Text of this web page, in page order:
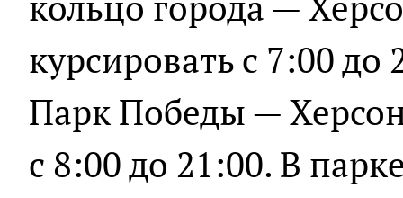
курсировать с 7:00
Парк Победы —
с 8:00 до 21:00. В